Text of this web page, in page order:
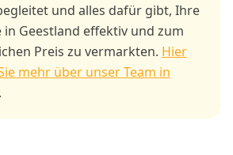
und alles dafür gibt, Ihre
Geestland effektiv und zum
Preis zu vermarkten. Hier
mehr über unser Team in